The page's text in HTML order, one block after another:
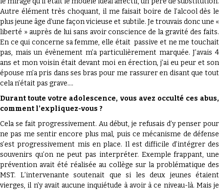
Autre élément très choquant, il me faisait boire de l’alcool dès le
plus jeune âge d’une façon vicieuse et subtile. Je trouvais donc une «
liberté » auprès de lui sans avoir conscience de la gravité des faits.
En ce qui concerne sa femme, elle était passive et ne me touchait
pas, mais un évènement m’a particulièrement marquée. J’avais 4
ans et mon voisin était devant moi en érection, j’ai eu peur et son
épouse m’a pris dans ses bras pour me rassurer en disant que tout
cela n’était pas grave….
Durant toute votre adolescence, vous avez occulté ces abus,
comment l’expliquez-vous ?
Cela se fait progressivement. Au début, je refusais d’y penser pour
ne pas me sentir encore plus mal, puis ce mécanisme de défense
s’est progressivement mis en place. Il est difficile d’intégrer des
souvenirs qu’on ne peut pas interpréter. Exemple frappant, une
prévention avait été réalisée au collège sur la problématique des
MST. L’intervenante soutenait que si les deux jeunes étaient
vierges, il n’y avait aucune inquiétude à avoir à ce niveau-là. Mais je